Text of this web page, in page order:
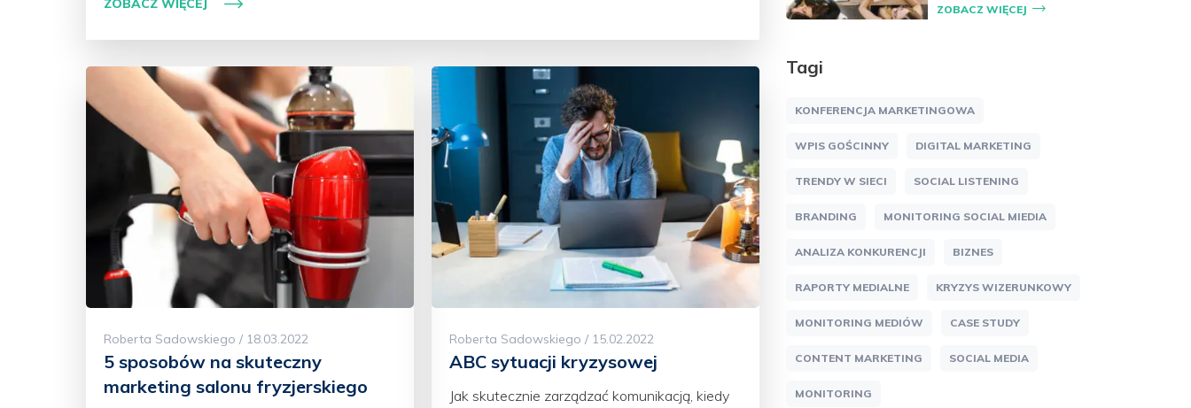
ZOBACZ WIĘCEJ
Roberta Sadowskiego / 18.03.2022
5 sposobów na skuteczny
marketing salonu fryzjerskiego
Roberta Sadowskiego / 15.02.2022
ABC sytuacji kryzysowej
Jak skutecznie zarządzać komunikacją, kiedy
ZOBACZ WIĘCEJ
Tagi
KONFERENCJA MARKETINGOWA
WPIS GOŚCINNY DIGITAL MARKETING
TRENDY W SIECI SOCIAL LISTENING
BRANDING MONITORING SOCIAL MIEDIA
ANALIZA KONKURENCJI BIZNES
RAPORTY MEDIALNE KRYZYS WIZERUNKOWY
MONITORING MEDIÓW CASE STUDY
CONTENT MARKETING SOCIAL MEDIA
MONITORING